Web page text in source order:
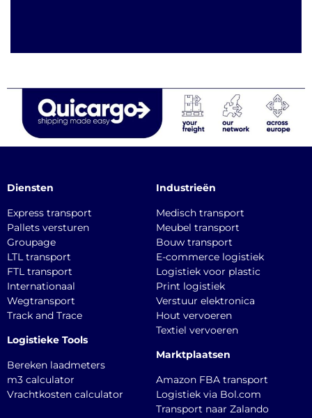
Diensten
Express transport
Pallets versturen
Groupage
LTL transport
FTL transport
Internationaal
Wegtransport
Track and Trace
Logistieke Tools
Bereken laadmeters
m3 calculator
Vrachtkosten calculator
Industrieën
Medisch transport
Meubel transport
Bouw transport
E-commerce logistiek
Logistiek voor plastic
Print logistiek
Verstuur elektronica
Hout vervoeren
Textiel vervoeren
Marktplaatsen
Amazon FBA transport
Logistiek via Bol.com
Transport naar Zalando